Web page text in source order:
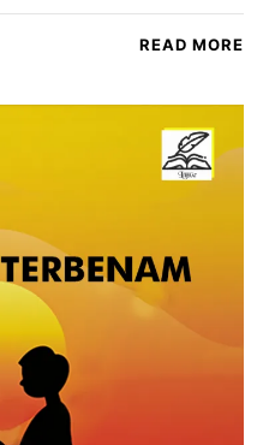
READ MORE